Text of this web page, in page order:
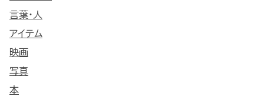
言葉・人
アイテム
映画
写真
本